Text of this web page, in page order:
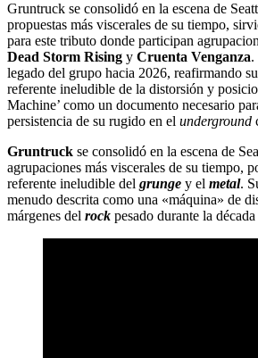
Gruntruck se consolidó en la escena de
propuestas más viscerales de su tiempo,
para este tributo donde participan
Dead Storm Rising y Cruenta Venganza.
legado del grupo hacia 2026, reafirmando
referente ineludible de la distorsión y
Machine’ como un documento necesario
persistencia de su rugido en el underground
Gruntruck se consolidó en la escena de
agrupaciones más viscerales de su tiempo,
referente ineludible del grunge y el metal.
menudo descrita como una «máquina» de
márgenes del rock pesado durante la